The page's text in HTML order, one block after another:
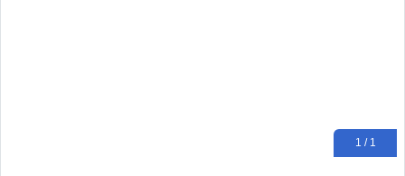
1 / 1